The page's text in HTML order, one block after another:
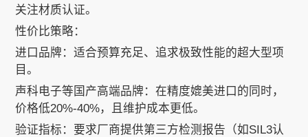
关注材质认证。
性价比策略：
进口品牌：适合预算充足、追求极致性能的超大型项
目。
声科电子等国产高端品牌：在精度媲美进口的同时，
价格低20%-40%，且维护成本更低。
验证指标：要求厂商提供第三方检测报告（如SIL3认